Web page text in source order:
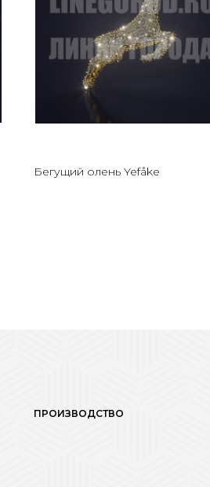
Бегущий олень Yefåke
ПРОИЗВОДСТВО